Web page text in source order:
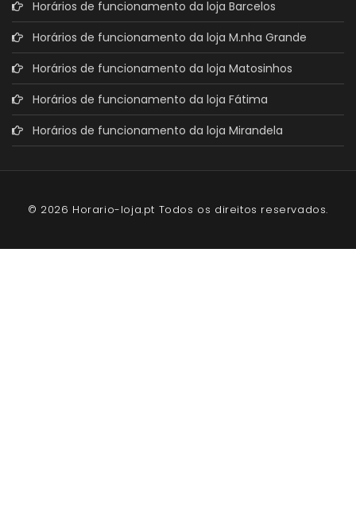
Horários de funcionamento da loja Barcelos
Horários de funcionamento da loja M.nha Grande
Horários de funcionamento da loja Matosinhos
Horários de funcionamento da loja Fátima
Horários de funcionamento da loja Mirandela
© 2026 Horario-loja.pt Todos os direitos reservados.